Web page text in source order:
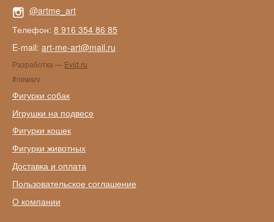
@artme_art
Телефон: 8 916 354 86 85
E-mail: art-me-art@mail.ru
Разработка — Evid.ru
#newsrv
Фигурки собак
Игрушки на подвесе
Фигурки кошек
Фигурки животных
Доставка и оплата
Пользовательское соглашение
О компании